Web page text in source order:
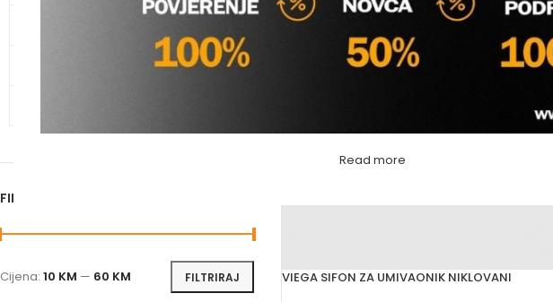
Read more
FILTRIRAJ PO CIJENI
FILTRIRAJ
Cijena: 10 KM — 60 KM
VIEGA SIFON ZA UMIVAONIK NIKLOVANI